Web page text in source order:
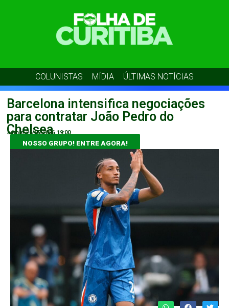
COLUNISTAS MÍDIA ÚLTIMAS NOTÍCIAS
Barcelona intensifica negociações
para contratar João Pedro do
Chelsea
admin 26/05/2026 19:00
NOSSO GRUPO! ENTRE AGORA!